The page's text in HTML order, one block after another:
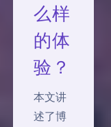
么样
的体
验？
本文讲
述了博